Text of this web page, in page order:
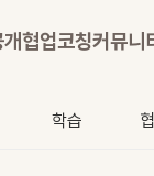
개협업코칭커뮤니
학습